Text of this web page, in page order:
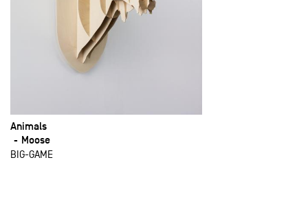
Animals
Moose
BIG-GAME